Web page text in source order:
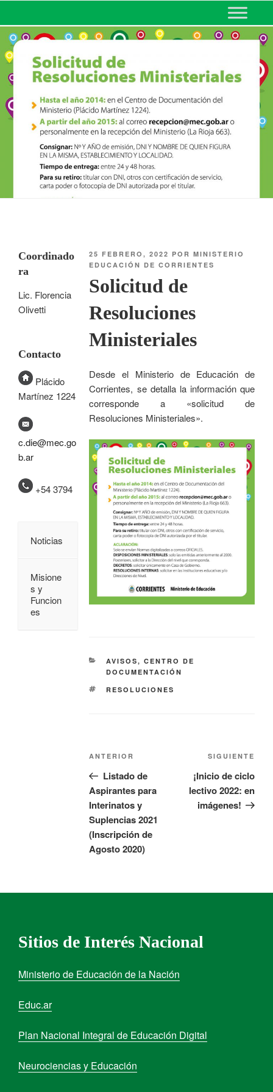
MINISTERIO DE EDUCACIÓN
DE CORRIENTES
25 FEBRERO, 2022 PORMINISTERIO
EDUCACIÓN DE CORRIENTES
Solicitud de
Resoluciones
Ministeriales
Desde el Ministerio de Educación de
Corrientes, se detalla la información que
corresponde a «solicitud de
Resoluciones Ministeriales».
AVISOS, CENTRO DE
DOCUMENTACIÓN
RESOLUCIONES
ANTERIOR
Listado de
Aspirantes para
Interinatos y
Suplencias 2021
(Inscripción de
Agosto 2020)
SIGUIENTE
¡Inicio de ciclo
lectivo 2022: en
imágenes!
Coordinado
ra
Lic. Florencia
Olivetti
Contacto
Plácido
Martínez 1224
c.die@mec.go
b.ar
+54 3794
Noticias
Misione
s y
Funcion
es
Sitios de Interés Nacional
Ministerio de Educación de la Nación
Educ.ar
Plan Nacional Integral de Educación Digital
Neurociencias y Educación